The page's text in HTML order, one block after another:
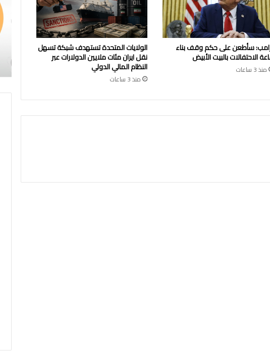
سأطعن على حكم وقف بناء
الاحتفالات بالبيت الأبيض
منذ 3 ساعات
الولايات المتحدة تستهدف شبكة تسهل
نقل ايران مئات ملايين الدولارات عبر
النظام المالي الدولي
منذ 3 ساعات